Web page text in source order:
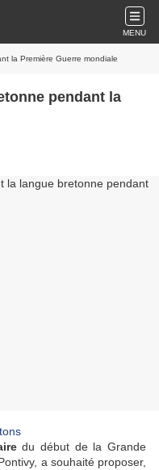
MENU
la Première Guerre mondiale
pendant la
du début de la Grande
a souhaité proposer,